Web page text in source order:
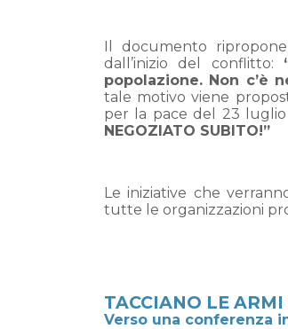
Il documento
dall’inizio del conflitto:
popolazione. Non c’è
tale motivo viene
per la pace del 23
NEGOZIATO SUBITO!”
Le iniziative che
tutte le organizzazioni
TACCIANO LE
Verso una conferenza